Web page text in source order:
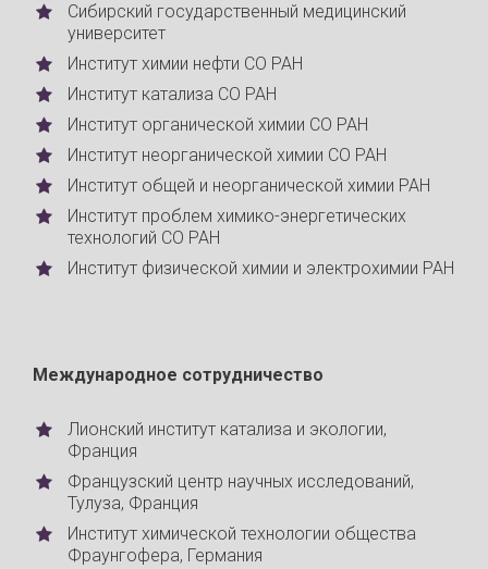
Сибирский государственный медицинский
университет
Институт химии нефти СО РАН
Институт катализа СО РАН
Институт органической химии СО РАН
Институт неорганической химии СО РАН
Институт общей и неорганической химии РАН
Институт проблем химико-энергетических
технологий СО РАН
Институт физической химии и электрохимии РАН
Международное сотрудничество
Лионский институт катализа и экологии,
Франция
Французский центр научных исследований,
Тулуза, Франция
Институт химической технологии общества
Фраунгофера, Германия